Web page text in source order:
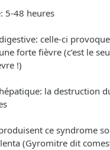
5-48 heures
celle-ci
forte fièvre (c’est le
!)
la destruction
ce syndrome
(Gyromitre dit